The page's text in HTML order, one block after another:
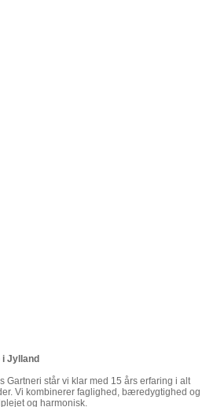
Jylland
Gartneri står vi klar med 15 års erfaring i alt
Vi kombinerer faglighed, bæredygtighed og
og harmonisk.